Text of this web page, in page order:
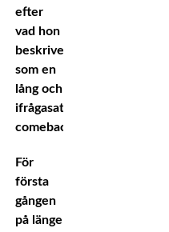
efter
vad hon
beskriver
som en
lång och
ifrågasatt
comeback.
För
första
gången
på länge